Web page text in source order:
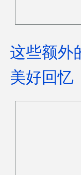
这些额外
美好回忆
您可以